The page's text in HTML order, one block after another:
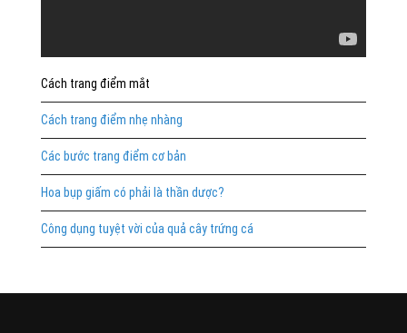
Cách trang điểm mắt
Cách trang điểm nhẹ nhàng
Các bước trang điểm cơ bản
Hoa bụp giấm có phải là thần dược?
Công dụng tuyệt vời của quả cây trứng cá